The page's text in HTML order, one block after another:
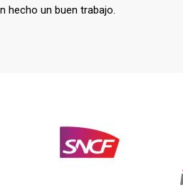
hecho un buen trabajo.